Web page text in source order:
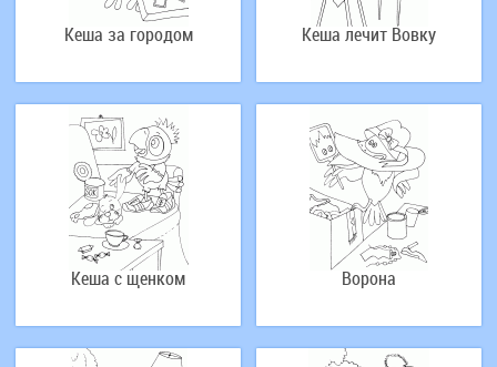
Кеша за городом Кеша лечит Вовку
Кеша с щенком Ворона